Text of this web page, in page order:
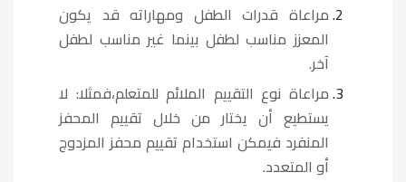
مراعاة قدرات الطفل ومهاراته قد يكون
المعزز مناسب لطفل بينما غير مناسب لطفل
آخر.
مراعاة نوع التقييم الملائم للمتعلم،فمثلا: لا
يستطيع أن يختار من خلال تقييم المحفز
المنفرد فيمكن استخدام تقييم محفز المزدوج
أو المتعدد.